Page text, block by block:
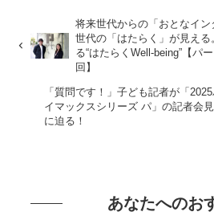
将来世代からの「おとなイ
世代の「はたらく」が見え
る“はたらくWell-being”【パ
回】
「質問です！」子ども記者が「
イマックスシリーズ パ」の記者会
に迫る！
あなたへのお